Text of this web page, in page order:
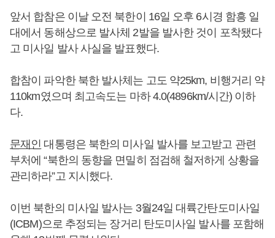
앞서 합참은 이날 오전 북한이 16일 오후 6시경 함흥 일
대에서 동해상으로 발사체 2발을 발사한 것이 포착됐다
고 미사일 발사 사실을 발표했다.
합참이 파악한 북한 발사체는 고도 약25km, 비행거리 약
110km였으며 최고속도는 마하 4.0(4896km/시간) 이하
다.
문재인 대통령은 북한의 미사일 발사를 보고받고 관련
부처에 “북한의 동향을 면밀히 점검해 철저하게 상황을
관리하라”고 지시했다.
이번 북한의 미사일 발사는 3월24일 대륙간탄도미사일
(ICBM)으로 추정되는 장거리 탄도미사일 발사를 포함해